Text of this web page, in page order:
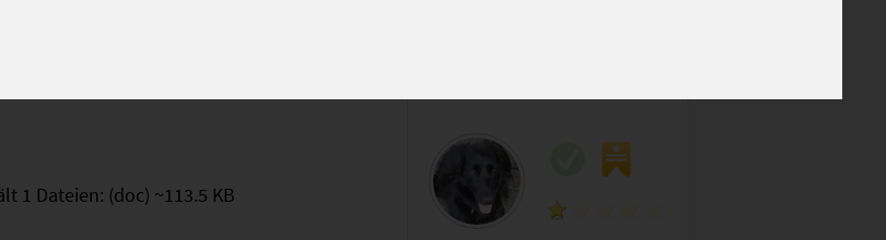
1 Dateien: (doc) ~113.5 KB